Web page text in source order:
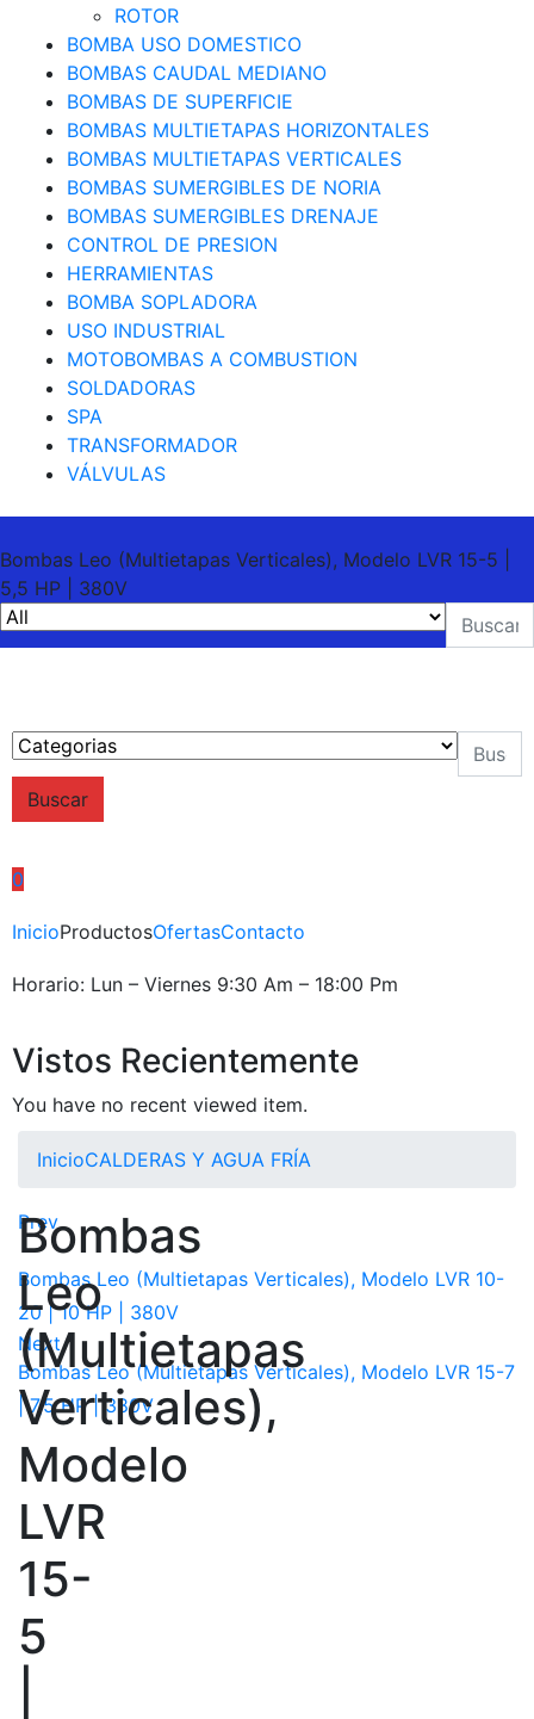
ROTOR
BOMBA USO DOMESTICO
BOMBAS CAUDAL MEDIANO
BOMBAS DE SUPERFICIE
BOMBAS MULTIETAPAS HORIZONTALES
BOMBAS MULTIETAPAS VERTICALES
BOMBAS SUMERGIBLES DE NORIA
BOMBAS SUMERGIBLES DRENAJE
CONTROL DE PRESION
HERRAMIENTAS
BOMBA SOPLADORA
USO INDUSTRIAL
MOTOBOMBAS A COMBUSTION
SOLDADORAS
SPA
TRANSFORMADOR
VÁLVULAS
Bombas Leo (Multietapas Verticales), Modelo LVR 15-5 |
5,5 HP | 380V
Buscar
0
InicioProductosOfertasContacto
Horario: Lun – Viernes 9:30 Am – 18:00 Pm
Vistos Recientemente
You have no recent viewed item.
InicioCALDERAS Y AGUA FRÍA
Prev
Bombas Leo (Multietapas Verticales), Modelo LVR 10-
20 | 10 HP | 380V
Next
Bombas Leo (Multietapas Verticales), Modelo LVR 15-7
| 7,5 HP | 380V
Bombas
Leo
(Multietapas
Verticales),
Modelo
LVR
15-
5